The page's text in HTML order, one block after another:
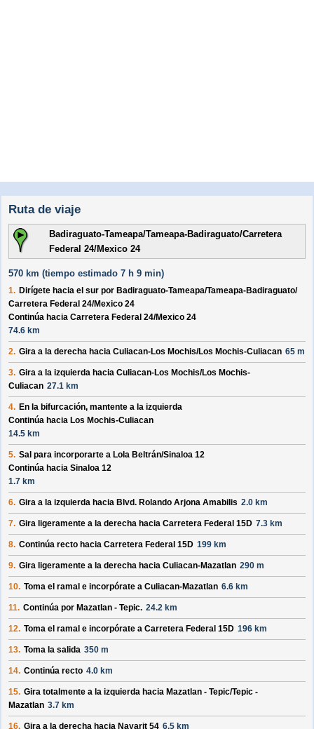
Ruta de viaje
Badiraguato-Tameapa/Tameapa-Badiraguato/Carretera
Federal 24/Mexico 24
570 km (tiempo estimado 7 h 9 min)
1. Dirígete hacia el sur por Badiraguato-Tameapa/Tameapa-Badiraguato/
Carretera Federal 24/Mexico 24
Continúa hacia Carretera Federal 24/Mexico 24
74.6 km
2. Gira a la derecha hacia Culiacan-Los Mochis/Los Mochis-Culiacan 65 m
3. Gira a la izquierda hacia Culiacan-Los Mochis/Los Mochis-
Culiacan 27.1 km
4. En la bifurcación, mantente a la izquierda
Continúa hacia Los Mochis-Culiacan
14.5 km
5. Sal para incorporarte a Lola Beltrán/Sinaloa 12
Continúa hacia Sinaloa 12
1.7 km
6. Gira a la izquierda hacia Blvd. Rolando Arjona Amabilis 2.0 km
7. Gira ligeramente a la derecha hacia Carretera Federal 15D 7.3 km
8. Continúa recto hacia Carretera Federal 15D 199 km
9. Gira ligeramente a la derecha hacia Culiacan-Mazatlan 290 m
10. Toma el ramal e incorpórate a Culiacan-Mazatlan 6.6 km
11. Continúa por Mazatlan - Tepic. 24.2 km
12. Toma el ramal e incorpórate a Carretera Federal 15D 196 km
13. Toma la salida 350 m
14. Continúa recto 4.0 km
15. Gira totalmente a la izquierda hacia Mazatlan - Tepic/Tepic -
Mazatlan 3.7 km
16. Gira a la derecha hacia Nayarit 54 6.5 km